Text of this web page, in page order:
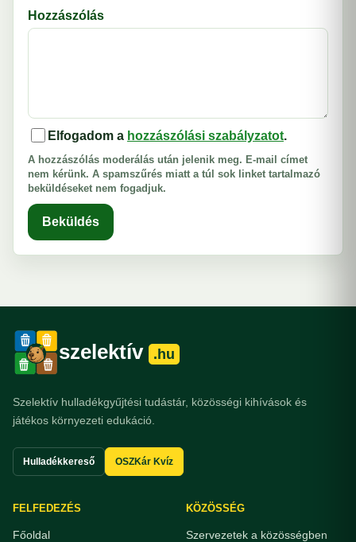
Hozzászólás
Elfogadom a hozzászólási szabályzatot.
A hozzászólás moderálás után jelenik meg. E-mail címet
nem kérünk. A spamszűrés miatt a túl sok linket tartalmazó
beküldéseket nem fogadjuk.
Beküldés
szelektív .hu
Szelektív hulladékgyűjtési tudástár, közösségi kihívások és
játékos környezeti edukáció.
Hulladékkereső OSZKár Kvíz
FELFEDEZÉS
Főoldal
KÖZÖSSÉG
Szervezetek a közösségben